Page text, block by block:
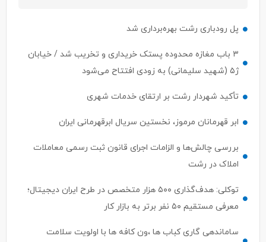
پل رودباری رشت بهره‌برداری شد
۳ باب مغازه محدوده پستک خریداری و تخریب شد / خیابان
ژ۵ (شهید سلیمانی) به زودی افتتاح می‌شود
تأکید شهردار رشت بر ارتقای خدمات شهری
ابر قهرمانان مرموز، نخستین سریال ابرقهرمانی ایران
بررسی چالش‌ها و الزامات اجرای قانون ثبت رسمی معاملات
املاک در رشت
توکلی: هدف‌گذاری ۵۰۰ هزار متخصص در طرح ایران دیجیتال؛
معرفی مستقیم ۵۰ نفر برتر به بازار کار
ساماندهی گاری کباب ها ،ون کافه ها با اولویت سلامت